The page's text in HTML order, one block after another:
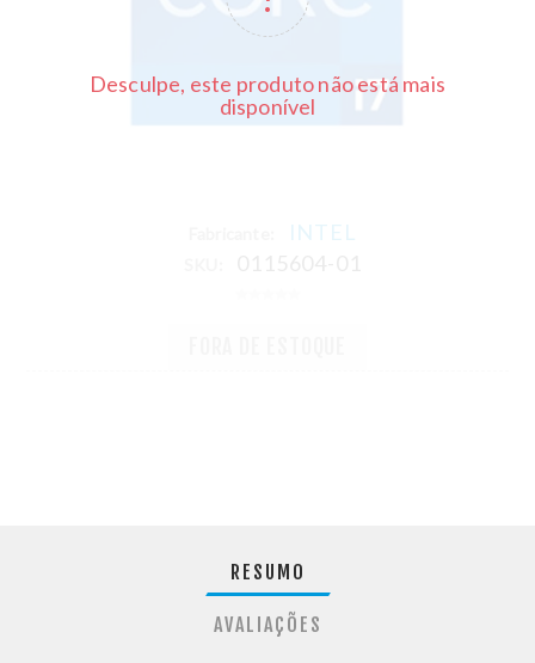
Desculpe, este produto não está mais
disponível
INTEL
RESUMO
AVALIAÇÕES